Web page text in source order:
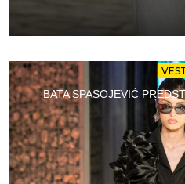
BATA SPASOJEVIĆ